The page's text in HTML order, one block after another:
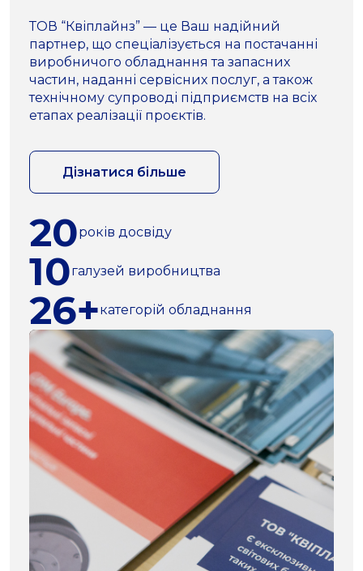
ТОВ “Квіплайнз” — це Ваш надійний
партнер, що спеціалізується на постачанні
виробничого обладнання та запасних
частин, наданні сервісних послуг, а також
технічному супроводі підприємств на всіх
етапах реалізації проєктів.
Дізнатися більше
20років досвіду
10галузей виробництва
26+категорій обладнання